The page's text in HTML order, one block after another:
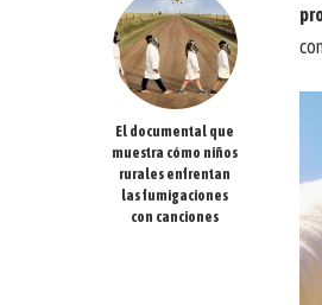
El documental que
muestra cómo niños
rurales enfrentan
las fumigaciones
con canciones